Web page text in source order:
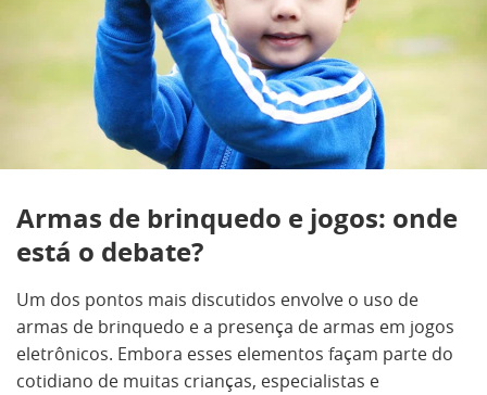
Armas de brinquedo e jogos: onde
está o debate?
Um dos pontos mais discutidos envolve o uso de
armas de brinquedo e a presença de armas em jogos
eletrônicos. Embora esses elementos façam parte do
cotidiano de muitas crianças, especialistas e